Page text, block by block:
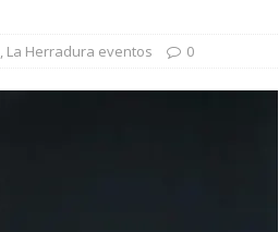
, La Herradura eventos 0